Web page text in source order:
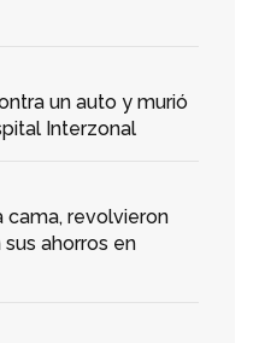
un auto y murió
Interzonal
cama, revolvieron
ahorros en